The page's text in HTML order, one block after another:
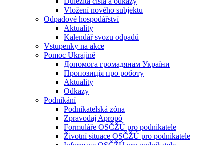
Vložení nového subjektu
Odpadové hospodářství
Aktuality
Kalendář svozu odpadů
Vstupenky na akce
Pomoc Ukrajině
Допомога громадянам України
Пропозиція про роботу
Aktuality
Odkazy
Podnikání
Podnikatelská zóna
Zpravodaj Apropó
Formuláře OSČŽÚ pro podnikatele
Životní situace OSČŽÚ pro podnikatele